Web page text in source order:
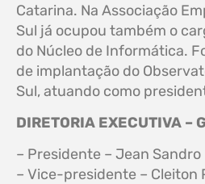
Catarina. Na Associação
Sul já ocupou também o
do Núcleo de Informática.
de implantação do
Sul, atuando como
DIRETORIA EXECUTIVA
– Presidente – Jean Sandro
– Vice-presidente – Cleiton